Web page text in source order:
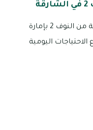
تنتشر الكثير من محلات البقالة القريبة من النوف 2 بإمارة
اليومية